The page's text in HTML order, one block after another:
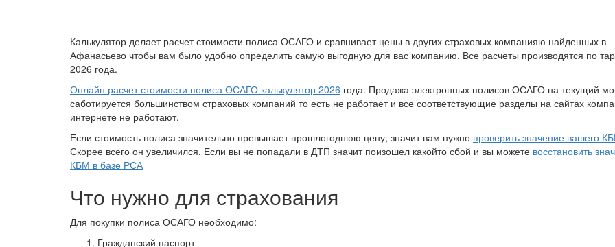
Калькулятор делает расчет стоимости полиса ОСАГО и сравнивает цены в других страховых компанияю найденных в
Афанасьево чтобы вам было удобно определить самую выгодную для вас компанию. Все расчеты производятся по
2026 года.
Онлайн расчет стоимости полиса ОСАГО калькулятор 2026 года. Продажа электронных полисов ОСАГО на текущий
саботируется большинством страховых компаний то есть не работает и все соответствующие разделы на сайтах
интернете не работают.
Если стоимость полиса значительно превышает прошлогоднюю цену, значит вам нужно проверить значение вашего
Скорее всего он увеличился. Если вы не попадали в ДТП значит поизошел какойто сбой и вы можете восстановить
КБМ в базе РСА
Что нужно для страхования
Для покупки полиса ОСАГО необходимо:
Гражданский паспорт